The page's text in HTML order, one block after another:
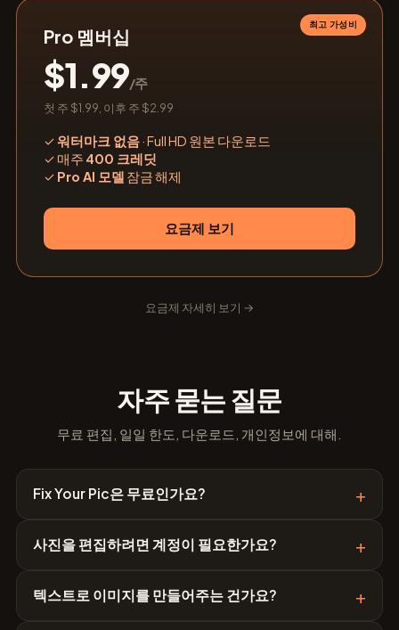
최고 가성비
Pro 멤버십
$1.99/주
첫 주 $1.99, 이후 주 $2.99
✓워터마크 없음· Full HD 원본 다운로드
✓매주 400 크레딧
✓ Pro AI 모델 잠금 해제
요금제 보기
요금제 자세히 보기 →
자주 묻는 질문
무료 편집, 일일 한도, 다운로드, 개인정보에 대해.
Fix Your Pic은 무료인가요? +
사진을 편집하려면 계정이 필요한가요? +
텍스트로 이미지를 만들어주는 건가요? +